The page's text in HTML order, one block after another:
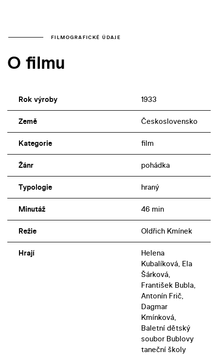
FILMOGRAFICKÉ ÚDAJE
O filmu
Rok výroby 1933
Země Československo
Kategorie film
Žánr pohádka
Typologie hraný
Minutáž 46 min
Režie Oldřich Kmínek
Hrají
Helena
Kubalíková, Ela
Šárková,
František Bubla,
Antonín Frič,
Dagmar
Kmínková,
Baletní dětský
soubor Bublovy
taneční školy